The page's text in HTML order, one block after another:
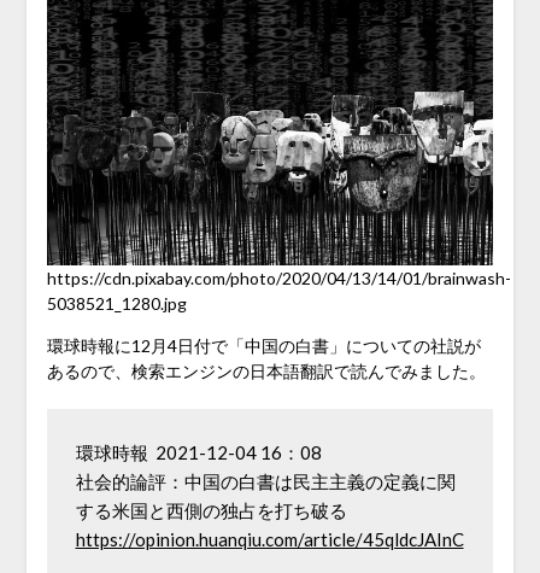
https://cdn.pixabay.com/photo/2020/04/13/14/01/brainwash-
5038521_1280.jpg
環球時報に12月4日付で「中国の白書」についての社説が
あるので、検索エンジンの日本語翻訳で読んでみました。
環球時報  2021-12-04 16：08
社会的論評：中国の白書は民主主義の定義に関
https://opinion.huanqiu.com/article/45qldcJAInC